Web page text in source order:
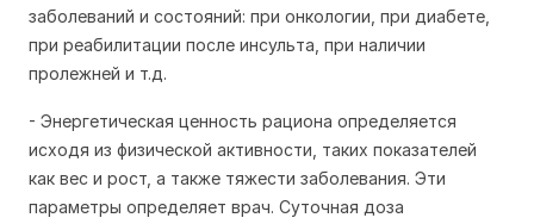
заболеваний и состояний: при онкологии, при диабете,
при реабилитации после инсульта, при наличии
пролежней и т.д.
- Энергетическая ценность рациона определяется
исходя из физической активности, таких показателей
как вес и рост, а также тяжести заболевания. Эти
параметры определяет врач. Суточная доза